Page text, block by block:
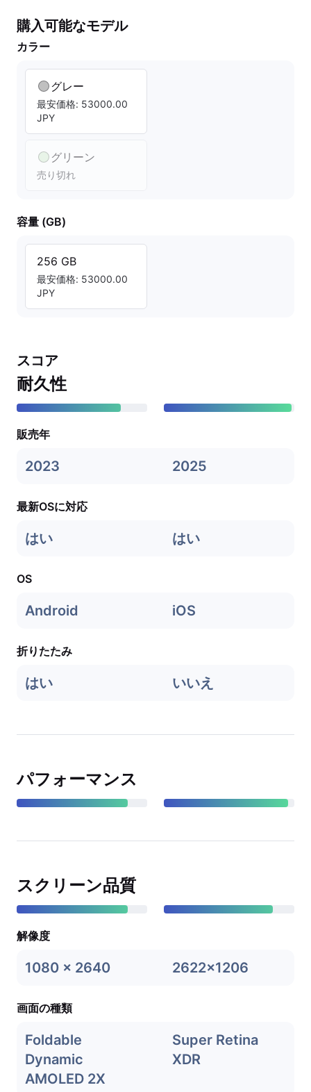
購入可能なモデル
カラー
グレー
最安価格: 53000.00
JPY
グリーン
売り切れ
容量 (GB)
256 GB
最安価格: 53000.00
JPY
スコア
耐久性
販売年
2023 2025
最新OSに対応
はい はい
OS
Android iOS
折りたたみ
はい いいえ
パフォーマンス
スクリーン品質
解像度
1080 x 2640 2622x1206
画面の種類
Foldable
Dynamic
AMOLED 2X
Super Retina
XDR